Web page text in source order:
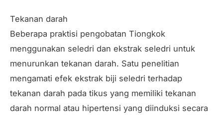
Tekanan darah
Beberapa praktisi pengobatan Tiongkok
menggunakan seledri dan ekstrak seledri untuk
menurunkan tekanan darah. Satu penelitian
mengamati efek ekstrak biji seledri terhadap
tekanan darah pada tikus yang memiliki tekanan
darah normal atau hipertensi yang diinduksi secara